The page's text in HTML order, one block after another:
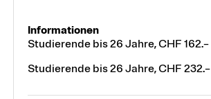
Studierende bis 26 Jahre, CHF 162.–
Studierende bis 26 Jahre, CHF 232.–